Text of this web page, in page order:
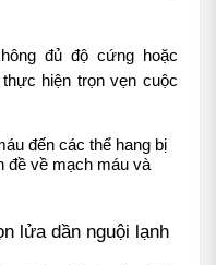
đủ độ cứng hoặc
hiện trọn vẹn cuộc
đến các thể hang bị
đề về mạch máu và
lửa dần nguội lạnh